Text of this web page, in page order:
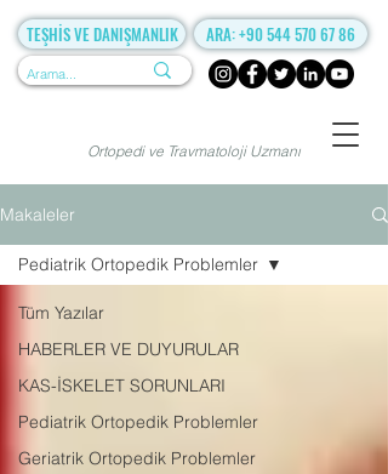
Ortopedi ve Travmatoloji Uzmanı
TEŞHİS VE DANIŞMANLIK ARA: +90 544 570 67 86
Makaleler
Tüm Yazılar
HABERLER VE DUYURULAR
KAS-İSKELET SORUNLARI
Pediatrik Ortopedik Problemler
Geriatrik Ortopedik Problemler
Pediatrik Ortopedik Problemler